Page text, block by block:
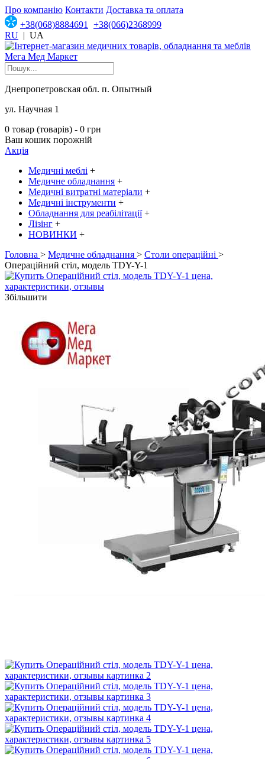
Про компанію Контакти Доставка та оплата
+38(068)8884691
+38(066)2368999
RU | UA
Днепропетровская обл. п. Опытный
ул. Научная 1
0 товар (товарів) - 0 грн
Ваш кошик порожній
Акція
Медичні меблі +
Медичне обладнання +
Медичні витратні матеріали +
Медичні інструменти +
Обладнання для реабілітації +
Лізінг +
НОВИНКИ +
Головна > Медичне обладнання > Столи операційні >
Операційний стіл, модель TDY-Y-1
Збільшити